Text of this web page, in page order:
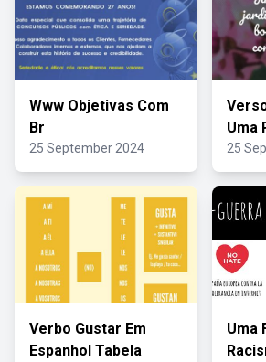
Www Objetivas Com
Br
25 September 2024
Uma
25
Verbo Gustar Em
Espanhol Tabela
Uma